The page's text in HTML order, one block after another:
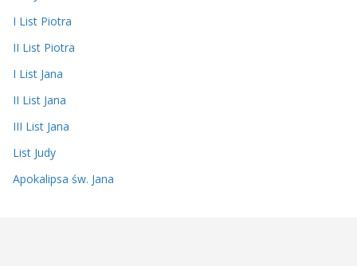
I List Piotra
II List Piotra
I List Jana
II List Jana
III List Jana
List Judy
Apokalipsa św. Jana